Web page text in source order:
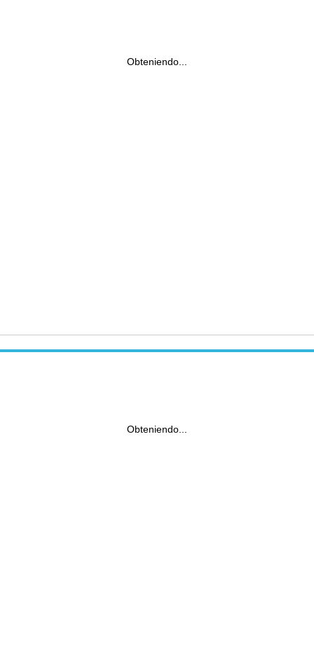
Obteniendo...
Obteniendo...